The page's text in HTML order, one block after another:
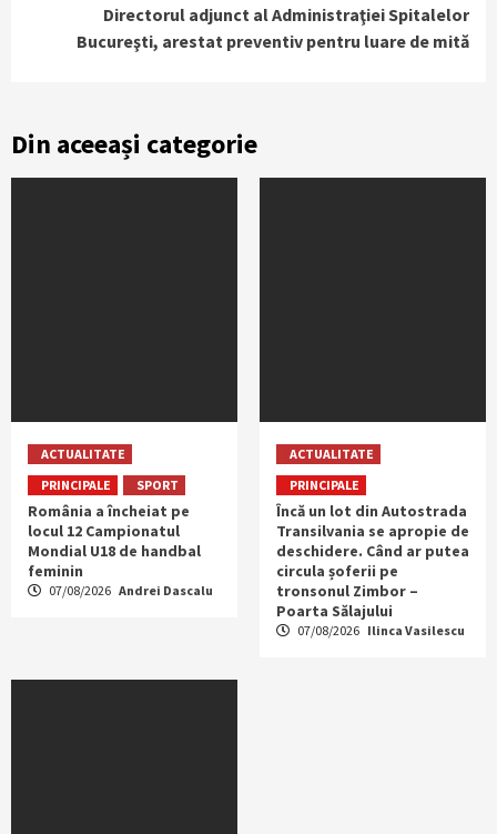
Directorul adjunct al Administraţiei Spitalelor
Bucureşti, arestat preventiv pentru luare de mită
Din aceeași categorie
ACTUALITATE
PRINCIPALE
SPORT
România a încheiat pe
locul 12 Campionatul
Mondial U18 de handbal
feminin
07/08/2026 Andrei Dascalu
ACTUALITATE
PRINCIPALE
Încă un lot din Autostrada
Transilvania se apropie de
deschidere. Când ar putea
circula șoferii pe
tronsonul Zimbor –
Poarta Sălajului
07/08/2026 Ilinca Vasilescu